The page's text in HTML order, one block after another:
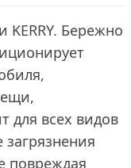
Бережно
для всех видов
загрязнения
повреждая